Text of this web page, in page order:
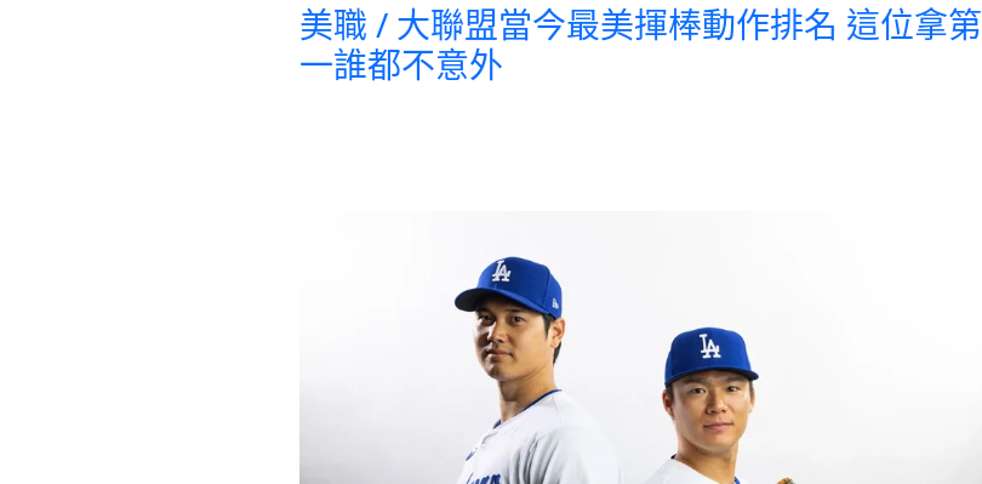
美職 / 大聯盟當今最美揮棒動作排名 這位拿第
一誰都不意外